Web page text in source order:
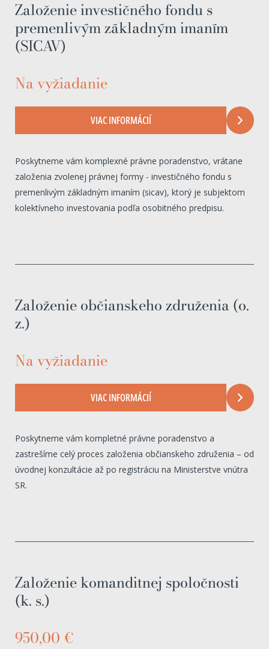
Založenie investičného fondu s
premenlivým základným imaním
(SICAV)
Na vyžiadanie
VIAC INFORMÁCIÍ
Poskytneme vám komplexné právne poradenstvo, vrátane
založenia zvolenej právnej formy - investičného fondu s
premenlivým základným imaním (sicav), ktorý je subjektom
kolektívneho investovania podľa osobitného predpisu.
Založenie občianskeho združenia (o.
z.)
Na vyžiadanie
VIAC INFORMÁCIÍ
Poskytneme vám kompletné právne poradenstvo a
zastrešíme celý proces založenia občianskeho združenia – od
úvodnej konzultácie až po registráciu na Ministerstve vnútra
SR.
Založenie komanditnej spoločnosti
(k. s.)
950,00 €